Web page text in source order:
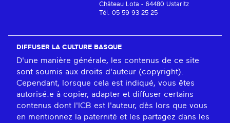
Château Lota - 64480 Ustaritz
Tél. 05 59 93 25 25
DIFFUSER LA CULTURE BASQUE
D'une manière générale, les contenus de ce site
sont soumis aux droits d'auteur (copyright).
Cependant, lorsque cela est indiqué, vous êtes
autorisé.e à copier, adapter et diffuser certains
contenus dont l'ICB est l'auteur, dès lors que vous
en mentionnez la paternité et les partagez dans les